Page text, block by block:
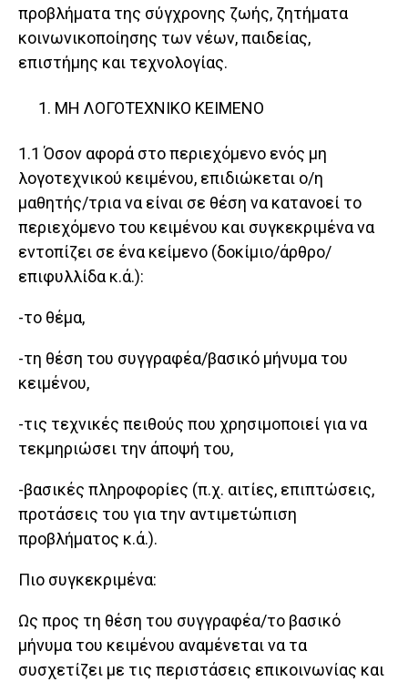
προβλήματα της σύγχρονης ζωής, ζητήματα
κοινωνικοποίησης των νέων, παιδείας,
επιστήμης και τεχνολογίας.
ΜΗ ΛΟΓΟΤΕΧΝΙΚΟ ΚΕΙΜΕΝΟ
1.1 Όσον αφορά στο περιεχόμενο ενός μη
λογοτεχνικού κειμένου, επιδιώκεται ο/η
μαθητής/τρια να είναι σε θέση να κατανοεί το
περιεχόμενο του κειμένου και συγκεκριμένα να
εντοπίζει σε ένα κείμενο (δοκίμιο/άρθρο/
επιφυλλίδα κ.ά.):
-το θέμα,
-τη θέση του συγγραφέα/βασικό μήνυμα του
κειμένου,
-τις τεχνικές πειθούς που χρησιμοποιεί για να
τεκμηριώσει την άποψή του,
-βασικές πληροφορίες (π.χ. αιτίες, επιπτώσεις,
προτάσεις του για την αντιμετώπιση
προβλήματος κ.ά.).
Πιο συγκεκριμένα:
Ως προς τη θέση του συγγραφέα/το βασικό
μήνυμα του κειμένου αναμένεται να τα
συσχετίζει με τις περιστάσεις επικοινωνίας και